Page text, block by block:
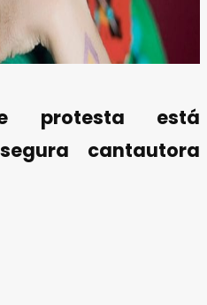
protesta está
cantautora